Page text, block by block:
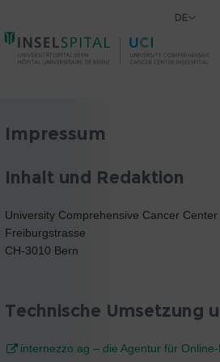
DE
Impressum
Inhalt und Redaktion
University Comprehensive Cancer
Freiburgstrasse
CH-3010 Bern
Technische Umsetzung
internezzo ag – die Agentur für